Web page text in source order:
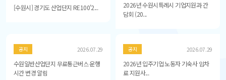
[수원시] 경기도 산업단지 RE100'2...
2026년 수원시특례시 기업지원과 간
담회 (20...
공지 2026.07.29
수원일반산업단지 무료통근버스 운행
시간 변경 알림
공지 2026.07.29
2026년 입주기업 노동자 기숙사 임차
료 지원사...